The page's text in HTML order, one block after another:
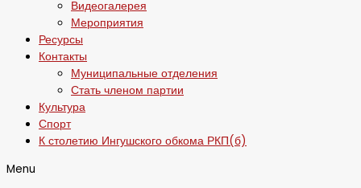
Видеогалерея
Мероприятия
Ресурсы
Контакты
Муниципальные отделения
Стать членом партии
Культура
Спорт
К столетию Ингушского обкома РКП(б)
Menu